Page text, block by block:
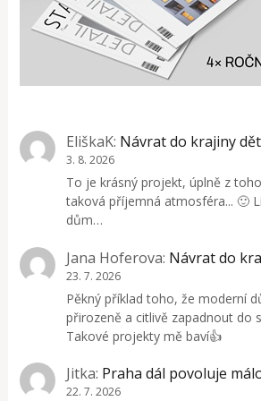
EliškaK: Návrat do krajiny
3. 8. 2026
To je krásný projekt, úplně z
taková příjemná atmosféra... 🙂
dům…
Jana Hoferova: Návrat do
23. 7. 2026
Pěkný příklad toho, že moderní
přirozeně a citlivě zapadnout do
Takové projekty mě baví👍
Jitka: Praha dál povoluje
22. 7. 2026